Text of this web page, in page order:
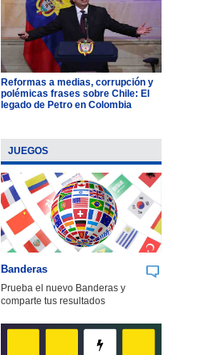
Reformas a medias, corrupción y
polémicas frases sobre Chile: El
legado de Petro en Colombia
JUEGOS
Banderas
Prueba el nuevo Banderas y
comparte tus resultados